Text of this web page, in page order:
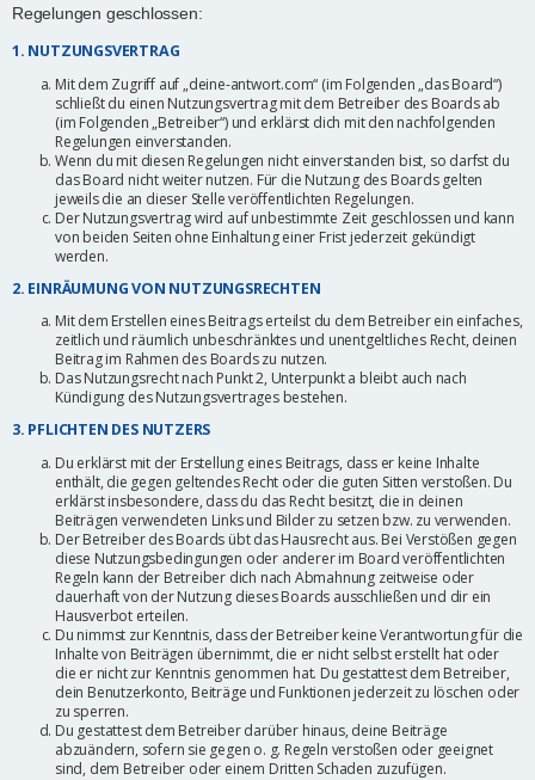
Regelungen geschlossen:
1. NUTZUNGSVERTRAG
Mit dem Zugriff auf „deine-antwort.com“ (im Folgenden „das Board“)
schließt du einen Nutzungsvertrag mit dem Betreiber des Boards ab
(im Folgenden „Betreiber“) und erklärst dich mit den nachfolgenden
Regelungen einverstanden.
Wenn du mit diesen Regelungen nicht einverstanden bist, so darfst du
das Board nicht weiter nutzen. Für die Nutzung des Boards gelten
jeweils die an dieser Stelle veröffentlichten Regelungen.
Der Nutzungsvertrag wird auf unbestimmte Zeit geschlossen und kann
von beiden Seiten ohne Einhaltung einer Frist jederzeit gekündigt
werden.
2. EINRÄUMUNG VON NUTZUNGSRECHTEN
Mit dem Erstellen eines Beitrags erteilst du dem Betreiber ein einfaches,
zeitlich und räumlich unbeschränktes und unentgeltliches Recht, deinen
Beitrag im Rahmen des Boards zu nutzen.
Das Nutzungsrecht nach Punkt 2, Unterpunkt a bleibt auch nach
Kündigung des Nutzungsvertrages bestehen.
3. PFLICHTEN DES NUTZERS
Du erklärst mit der Erstellung eines Beitrags, dass er keine Inhalte
enthält, die gegen geltendes Recht oder die guten Sitten verstoßen. Du
erklärst insbesondere, dass du das Recht besitzt, die in deinen
Beiträgen verwendeten Links und Bilder zu setzen bzw. zu verwenden.
Der Betreiber des Boards übt das Hausrecht aus. Bei Verstößen gegen
diese Nutzungsbedingungen oder anderer im Board veröffentlichten
Regeln kann der Betreiber dich nach Abmahnung zeitweise oder
dauerhaft von der Nutzung dieses Boards ausschließen und dir ein
Hausverbot erteilen.
Du nimmst zur Kenntnis, dass der Betreiber keine Verantwortung für die
Inhalte von Beiträgen übernimmt, die er nicht selbst erstellt hat oder
die er nicht zur Kenntnis genommen hat. Du gestattest dem Betreiber,
dein Benutzerkonto, Beiträge und Funktionen jederzeit zu löschen oder
zu sperren.
Du gestattest dem Betreiber darüber hinaus, deine Beiträge
abzuändern, sofern sie gegen o. g. Regeln verstoßen oder geeignet
sind, dem Betreiber oder einem Dritten Schaden zuzufügen.